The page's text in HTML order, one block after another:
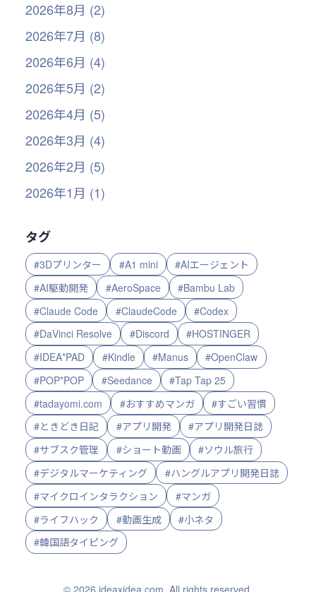
2026年8月 (2)
2026年7月 (8)
2026年6月 (4)
2026年5月 (2)
2026年4月 (5)
2026年3月 (4)
2026年2月 (5)
2026年1月 (1)
タグ
#3Dプリンター #A1 mini
#AIエージェント
#AI駆動開発
#AeroSpace
#Bambu Lab
#Claude Code
#ClaudeCode
#Codex
#DaVinci Resolve
#Discord
#HOSTINGER
#IDEA*PAD
#Kindle #Manus
#OpenClaw
#POP*POP
#Seedance
#Tap Tap 25
#tadayomi.com
#おすすめマンガ
#すごい習慣
#ときどき日記
#アプリ開発
#アプリ開発日誌
#サブスク管理
#ショート動画
#ソウル旅行
#デジタルマーケティング
#ハングルアプリ開発日誌
#マイクロインタラクション
#マンガ
#ライフハック
#動画生成
#小ネタ
#韓国語タイピング
© 2026 ideaxidea.com. All rights reserved.